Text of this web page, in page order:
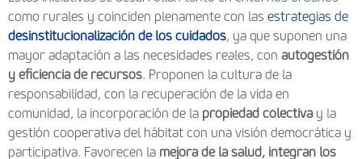
como rurales y coinciden plenamente con las estrategias de
desinstitucionalización de los cuidados, ya que suponen una
mayor adaptación a las necesidades reales, con autogestión
y eficiencia de recursos. Proponen la cultura de la
responsabilidad, con la recuperación de la vida en
comunidad, la incorporación de la propiedad colectiva y la
gestión cooperativa del hábitat con una visión democrática y
participativa. Favorecen la mejora de la salud, integran los